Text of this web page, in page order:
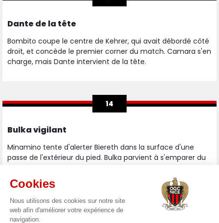
Dante de la tête
Bombito coupe le centre de Kehrer, qui avait débordé côté
droit, et concède le premier corner du match. Camara s'en
charge, mais Dante intervient de la tête.
14
Bulka vigilant
Minamino tente d'alerter Biereth dans la surface d'une
passe de l'extérieur du pied. Bulka parvient à s'emparer du
13